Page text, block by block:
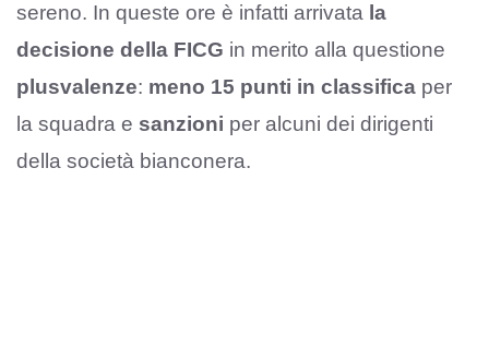
sereno. In queste ore è infatti arrivata la
decisione della FICG in merito alla questione
plusvalenze: meno 15 punti in classifica per
la squadra e sanzioni per alcuni dei dirigenti
della società bianconera.